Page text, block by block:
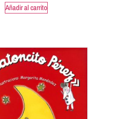
Añadir al carrito